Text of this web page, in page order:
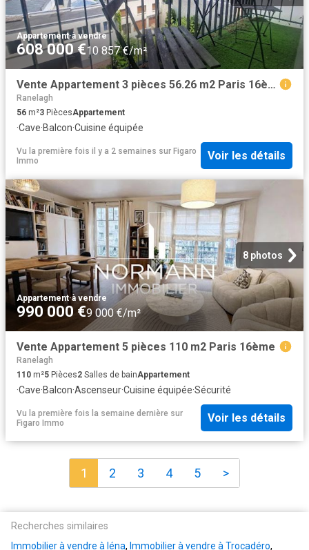
Appartement·à vendre
608 000 €10 857 €/m²
Vente Appartement 3 pièces 56.26 m2 Paris 16ème
Ranelagh
56 m²3 PiècesAppartement
·Cave·Balcon·Cuisine équipée
Vu la première fois il y a 2 semaines sur Figaro
Immo
Voir les détails
8 photos
Appartement·à vendre
990 000 €9 000 €/m²
Vente Appartement 5 pièces 110 m2 Paris 16ème
Ranelagh
110 m²5 Pièces2 Salles de bainAppartement
·Cave·Balcon·Ascenseur·Cuisine équipée·Sécurité
Vu la première fois la semaine dernière sur
Figaro Immo
Voir les détails
1 2 3 4 5 >
Recherches similaires
Immobilier à vendre à Iéna, Immobilier à vendre à Trocadéro,